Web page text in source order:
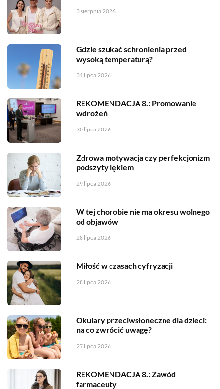
3 sierpnia 2026
Gdzie szukać schronienia przed
wysoką temperaturą?
31 lipca 2026
REKOMENDACJA 8.: Promowanie
wdrożeń
30 lipca 2026
Zdrowa motywacja czy perfekcjonizm
podszyty lękiem
29 lipca 2026
W tej chorobie nie ma okresu wolnego
od objawów
28 lipca 2026
Miłość w czasach cyfryzacji
28 lipca 2026
Okulary przeciwsłoneczne dla dzieci:
na co zwrócić uwagę?
27 lipca 2026
REKOMENDACJA 8.: Zawód
farmaceuty